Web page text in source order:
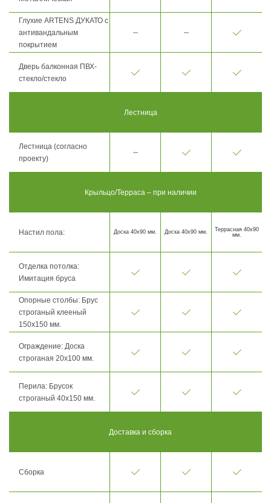
Глухие ARTENS ДУКАТО с
антивандальным
покрытием
Дверь балконная ПВХ-
стекло/стекло
Лестница
Лестница (согласно
проекту)
Крыльцо/Терраса – при наличии
Настил пола: Доска 40х90 мм. Доска 40х90 мм.
Террасная 40х90
мм.
Отделка потолка:
Имитация бруса
Опорные столбы: Брус
строганый клееный
150х150 мм.
Ограждение: Доска
строганая 20х100 мм.
Перила: Брусок
строганый 40х150 мм.
Доставка и сборка
Сборка